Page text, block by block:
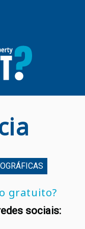
gratuito?
sociais: